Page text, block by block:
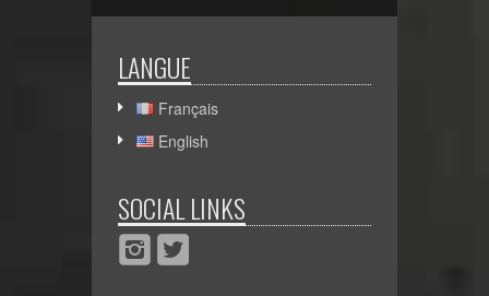
LANGUE
Français
English
SOCIAL LINKS